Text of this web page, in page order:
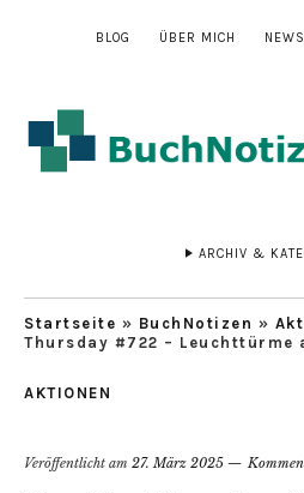
BLOG ÜBER MICH
ARCHIV &
Startseite » BuchNotizen »
Thursday #722 – Leuchttürme
AKTIONEN
Veröffentlicht am 27. März 2025